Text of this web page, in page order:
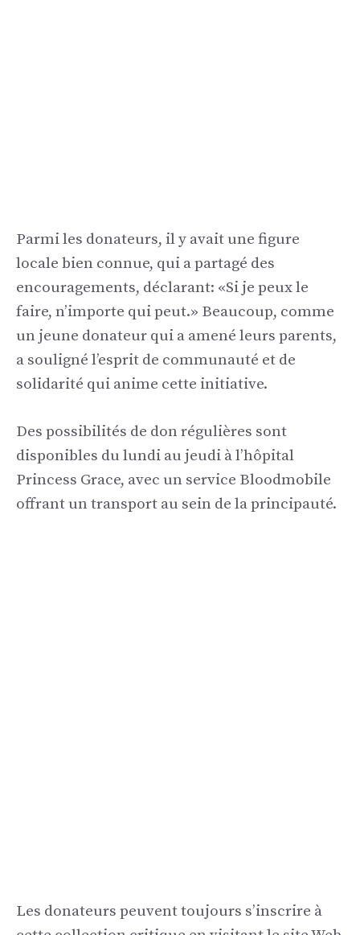
Parmi les donateurs, il y avait une figure
locale bien connue, qui a partagé des
encouragements, déclarant: «Si je peux le
faire, n’importe qui peut.» Beaucoup, comme
un jeune donateur qui a amené leurs parents,
a souligné l’esprit de communauté et de
solidarité qui anime cette initiative.
Des possibilités de don régulières sont
disponibles du lundi au jeudi à l’hôpital
Princess Grace, avec un service Bloodmobile
offrant un transport au sein de la principauté.
Les donateurs peuvent toujours s’inscrire à